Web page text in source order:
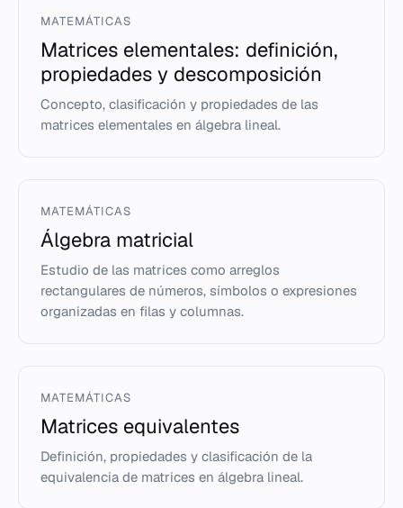
MATEMÁTICAS
Matrices elementales: definición,
propiedades y descomposición
Concepto, clasificación y propiedades de las
matrices elementales en álgebra lineal.
MATEMÁTICAS
Álgebra matricial
Estudio de las matrices como arreglos
rectangulares de números, símbolos o expresiones
organizadas en filas y columnas.
MATEMÁTICAS
Matrices equivalentes
Definición, propiedades y clasificación de la
equivalencia de matrices en álgebra lineal.